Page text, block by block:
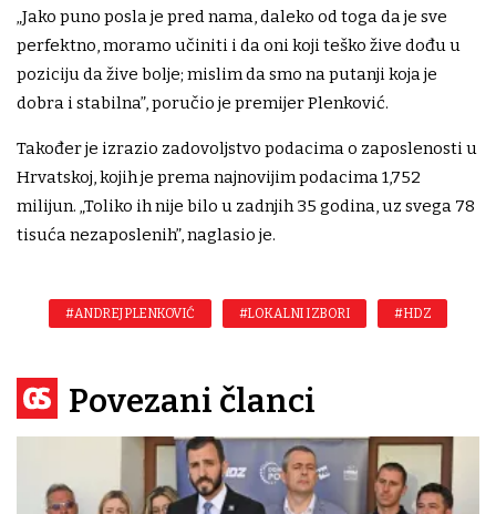
„Jako puno posla je pred nama, daleko od toga da je sve
perfektno, moramo učiniti i da oni koji teško žive dođu u
poziciju da žive bolje; mislim da smo na putanji koja je
dobra i stabilna”, poručio je premijer Plenković.
Također je izrazio zadovoljstvo podacima o zaposlenosti u
Hrvatskoj, kojih je prema najnovijim podacima 1,752
milijun. „Toliko ih nije bilo u zadnjih 35 godina, uz svega 78
tisuća nezaposlenih”, naglasio je.
#ANDREJ PLENKOVIĆ #LOKALNI IZBORI #HDZ
Povezani članci